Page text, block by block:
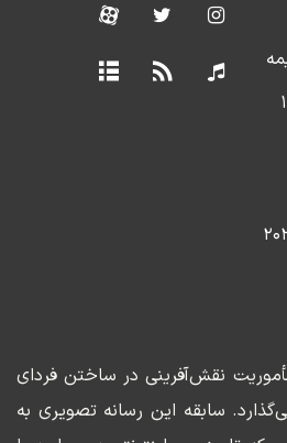
نقش‌آفرینی در ساختن فردای
سابقه این رسانه تصویری به